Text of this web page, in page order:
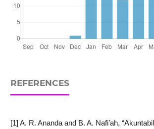
REFERENCES
[1] A. R. Ananda and B. A. Nafi’ah,